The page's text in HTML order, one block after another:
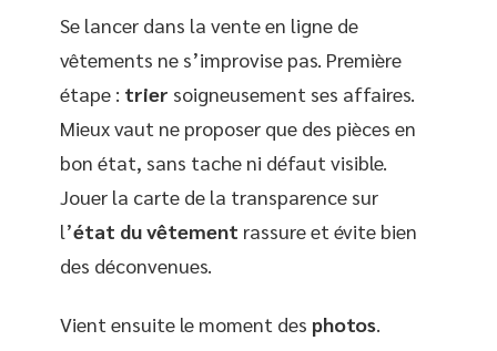
Se lancer dans la vente en ligne de
vêtements ne s’improvise pas. Première
étape : trier soigneusement ses affaires.
Mieux vaut ne proposer que des pièces en
bon état, sans tache ni défaut visible.
Jouer la carte de la transparence sur
l’état du vêtement rassure et évite bien
des déconvenues.
Vient ensuite le moment des photos.